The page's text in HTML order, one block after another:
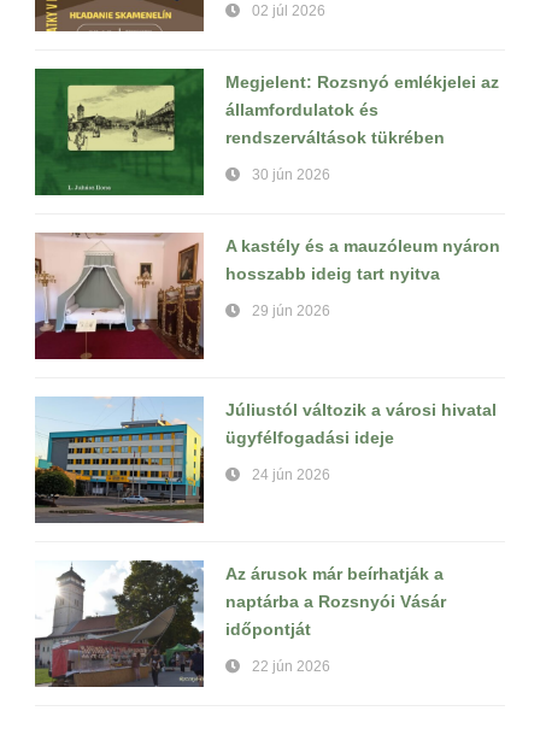
02 júl 2026
Megjelent: Rozsnyó emlékjelei az
államfordulatok és
rendszerváltások tükrében
30 jún 2026
A kastély és a mauzóleum nyáron
hosszabb ideig tart nyitva
29 jún 2026
Júliustól változik a városi hivatal
ügyfélfogadási ideje
24 jún 2026
Az árusok már beírhatják a
naptárba a Rozsnyói Vásár
időpontját
22 jún 2026